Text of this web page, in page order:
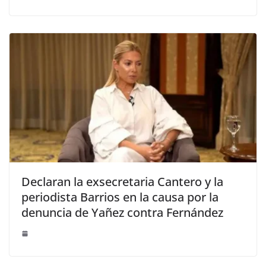
Declaran la exsecretaria Cantero y la
periodista Barrios en la causa por la
denuncia de Yañez contra Fernández